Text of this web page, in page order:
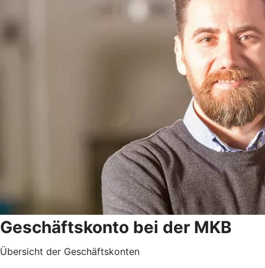
Geschäftskonto bei der MKB
Übersicht der Geschäftskonten